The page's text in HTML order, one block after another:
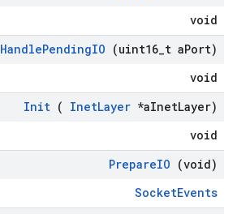
void
HandlePendingIO (uint16 t aPort)
void
Init ( InetLayer *aInetLayer)
void
PrepareIO (void)
SocketEvents